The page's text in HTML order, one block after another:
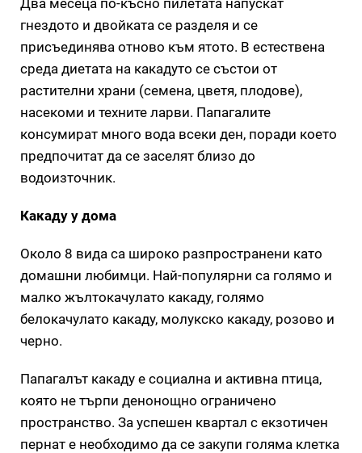
Два месеца по-късно пилетата напускат
гнездото и двойката се разделя и се
присъединява отново към ятото. В естествена
среда диетата на какадуто се състои от
растителни храни (семена, цветя, плодове),
насекоми и техните ларви. Папагалите
консумират много вода всеки ден, поради което
предпочитат да се заселят близо до
водоизточник.
Какаду у дома
Около 8 вида са широко разпространени като
домашни любимци. Най-популярни са голямо и
малко жълтокачулато какаду, голямо
белокачулато какаду, молукско какаду, розово и
черно.
Папагалът какаду е социална и активна птица,
която не търпи денонощно ограничено
пространство. За успешен квартал с екзотичен
пернат е необходимо да се закупи голяма клетка